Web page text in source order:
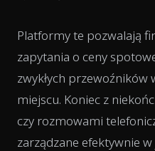
Platformy te pozwalają
zapytania o ceny
zwykłych
miejscu. Koniec z
czy rozmowami
zarządzane efektywnie